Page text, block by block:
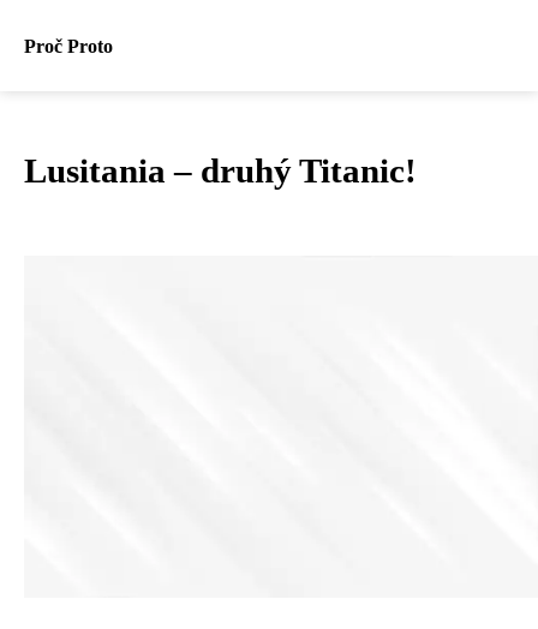
Proč Proto
Lusitania – druhý Titanic!